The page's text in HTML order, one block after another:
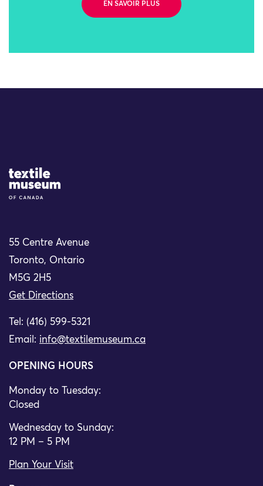
EN SAVOIR PLUS
Site Logo
55 Centre Avenue
Toronto, Ontario
M5G 2H5
Get Directions
Tel: (416) 599-5321
Email: info@textilemuseum.ca
OPENING HOURS
Monday to Tuesday:
Closed
Wednesday to Sunday:
12 PM – 5 PM
Plan Your Visit